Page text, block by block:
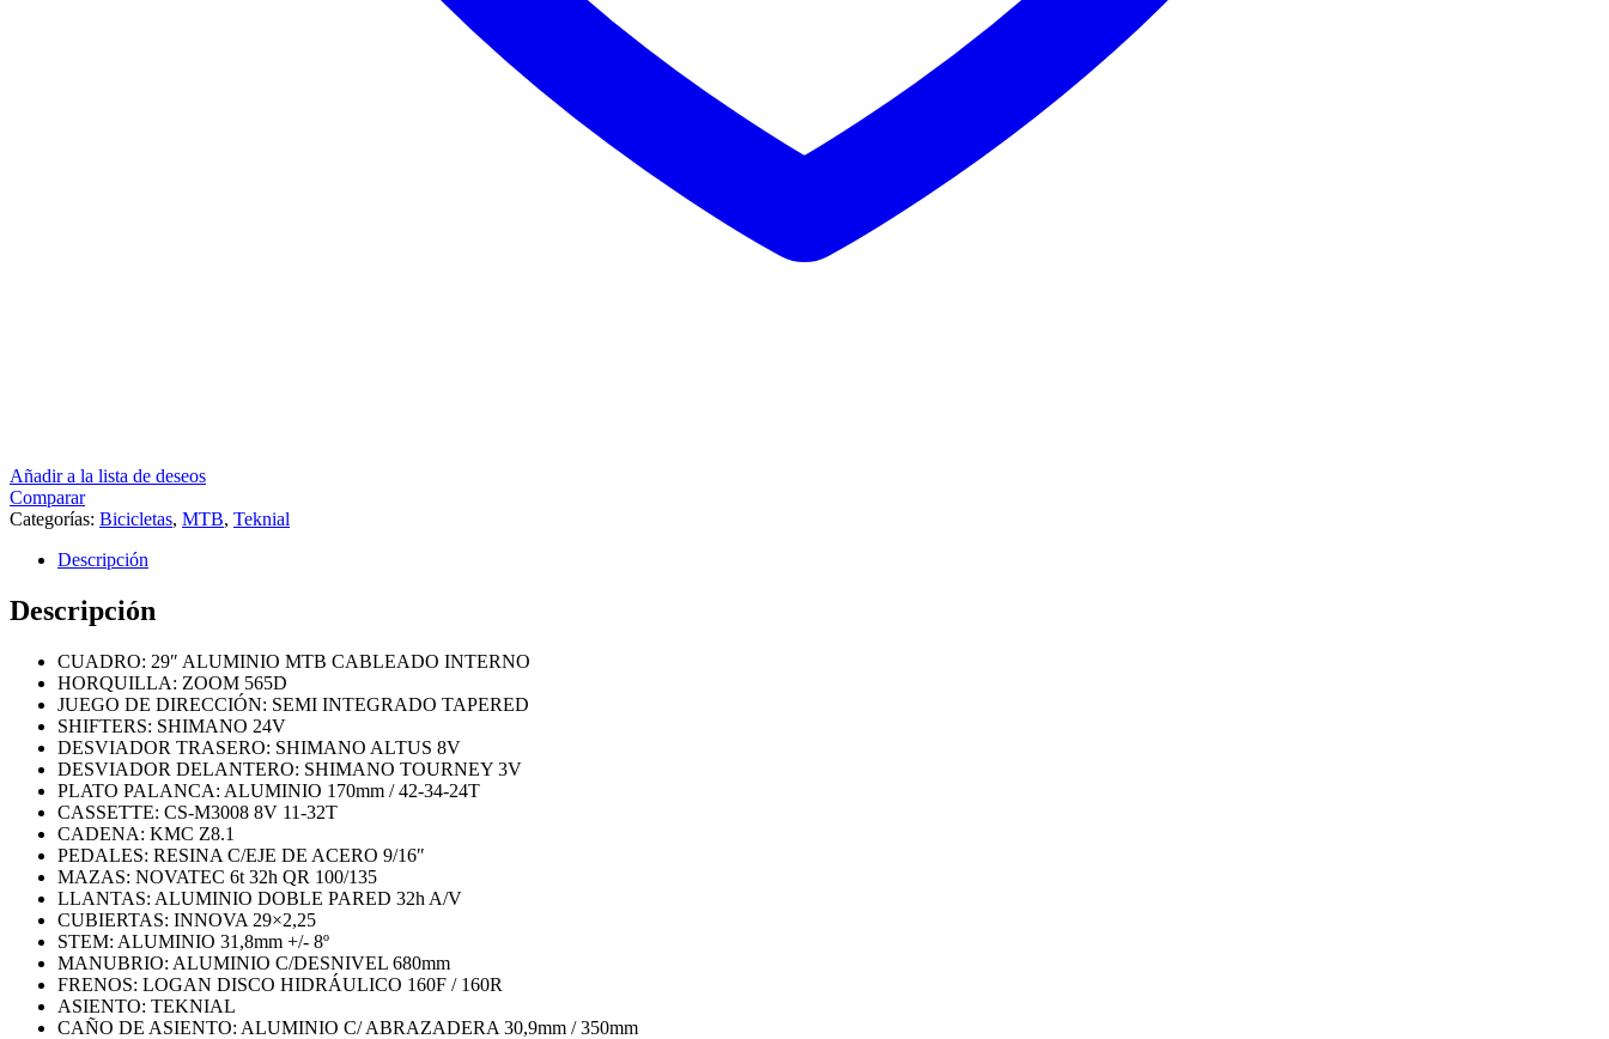
Añadir a la lista de deseos
Comparar
Categorías: Bicicletas, MTB, Teknial
Descripción
Descripción
CUADRO: 29″ ALUMINIO MTB CABLEADO INTERNO
HORQUILLA: ZOOM 565D
JUEGO DE DIRECCIÓN: SEMI INTEGRADO TAPERED
SHIFTERS: SHIMANO 24V
DESVIADOR TRASERO: SHIMANO ALTUS 8V
DESVIADOR DELANTERO: SHIMANO TOURNEY 3V
PLATO PALANCA: ALUMINIO 170mm / 42-34-24T
CASSETTE: CS-M3008 8V 11-32T
CADENA: KMC Z8.1
PEDALES: RESINA C/EJE DE ACERO 9/16″
MAZAS: NOVATEC 6t 32h QR 100/135
LLANTAS: ALUMINIO DOBLE PARED 32h A/V
CUBIERTAS: INNOVA 29×2,25
STEM: ALUMINIO 31,8mm +/- 8º
MANUBRIO: ALUMINIO C/DESNIVEL 680mm
FRENOS: LOGAN DISCO HIDRÁULICO 160F / 160R
ASIENTO: TEKNIAL
CAÑO DE ASIENTO: ALUMINIO C/ ABRAZADERA 30,9mm / 350mm